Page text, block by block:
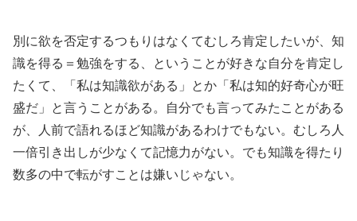
別に欲を否定するつもりはなくてむしろ肯定したいが、知
識を得る＝勉強をする、ということが好きな自分を肯定し
たくて、「私は知識欲がある」とか「私は知的好奇心が旺
盛だ」と言うことがある。自分でも言ってみたことがある
が、人前で語れるほど知識があるわけでもない。むしろ人
一倍引き出しが少なくて記憶力がない。でも知識を得たり
数多の中で転がすことは嫌いじゃない。